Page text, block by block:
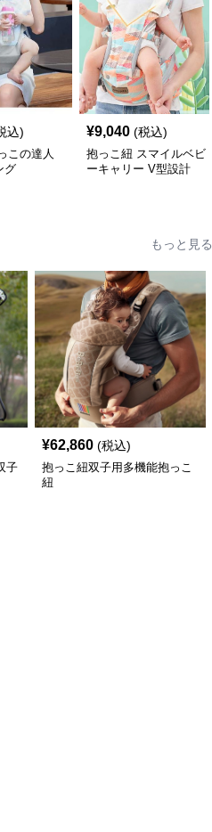
込)
この達人
グ
¥9,040 (税込)
抱っこ紐 スマイルベビ
ーキャリー V型設計
もっと見る
子
¥62,860 (税込)
抱っこ紐双子用多機能抱っこ
紐